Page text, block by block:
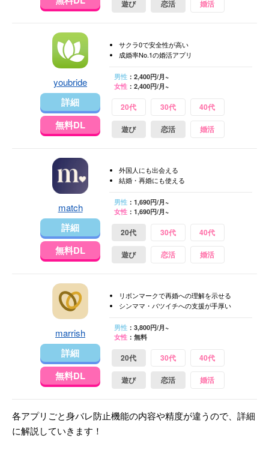
遊び 恋活 婚活
youbride
詳細
無料DL
サクラ0で安全性が高い
成婚率No.1の婚活アプリ
男性：2,400円/月~
女性：2,400円/月~
20代 30代 40代
遊び 恋活 婚活
match
詳細
無料DL
外国人にも出会える
結婚・再婚にも使える
男性：1,690円/月~
女性：1,690円/月~
20代 30代 40代
遊び 恋活 婚活
marrish
詳細
無料DL
リボンマークで再婚への理解を示せる
シンママ・バツイチへの支援が手厚い
男性：3,800円/月~
女性：無料
20代 30代 40代
遊び 恋活 婚活
各アプリごと身バレ防止機能の内容や精度が違うので、詳細
に解説していきます！